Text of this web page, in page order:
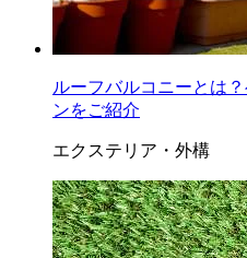
ルーフバルコニーとは
ンをご紹介
エクステリア・外構